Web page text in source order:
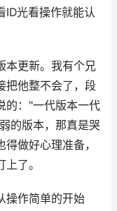
ID光看操作就能认
本更新。我有个兄
把他整不会了，段
的："一代版本一代
的版本，那真是哭
做好心理准备，
了。
操作简单的开始